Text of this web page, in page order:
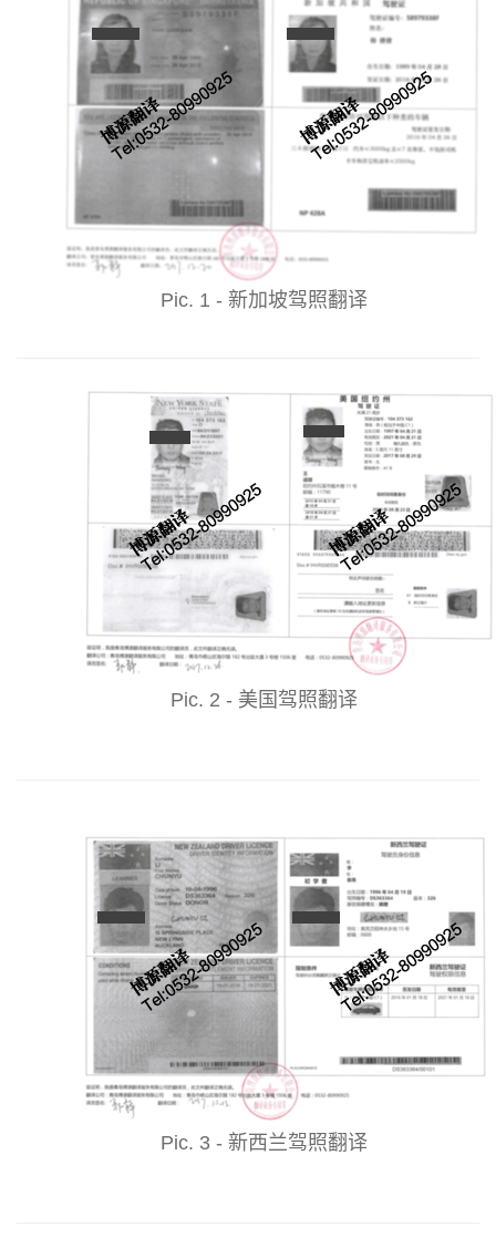
Pic. 1 - 新加坡驾照翻译
Pic. 2 - 美国驾照翻译
Pic. 3 - 新西兰驾照翻译